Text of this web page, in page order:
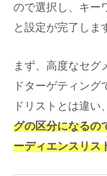
ので選択し、キー
と設定が完了しま
まず、高度なセグ
ドターゲティン
ドリストとは違い
グの区分になるの
ーディエンスリス